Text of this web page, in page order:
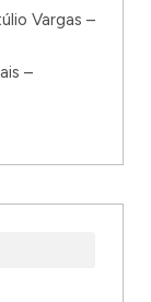
Vargas –
–